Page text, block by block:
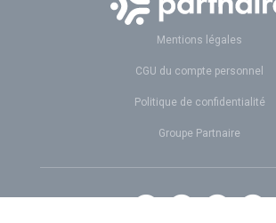
Mentions légales
CGU du compte personnel
Politique de confidentialité
Groupe Partnaire